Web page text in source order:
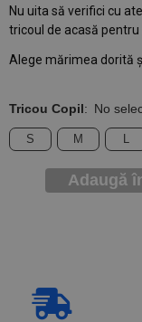
Nu uita să verifici cu
tricoul de acasă
Alege mărimea dorită
Tricou Copil: No
S M L
Adaugă